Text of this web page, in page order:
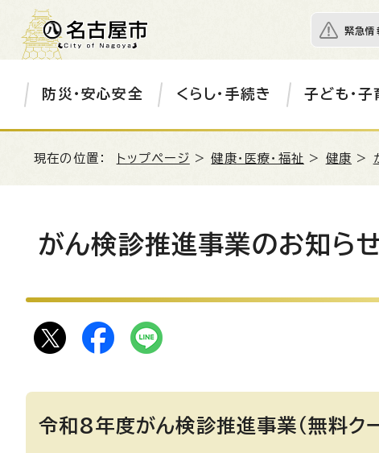
緊急情
防災・安心安全 くらし・手続き 子ども・子
現在の位置： トップページ >健康・医療・福祉 > 健康 >
がん検診推進事業のお知ら
令和8年度がん検診推進事業（無料ク